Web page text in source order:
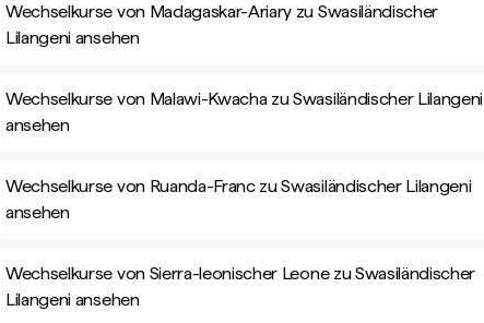
Wechselkurse von Madagaskar-Ariary zu Swasiländischer
Lilangeni ansehen
Wechselkurse von Malawi-Kwacha zu Swasiländischer Lilangeni
ansehen
Wechselkurse von Ruanda-Franc zu Swasiländischer Lilangeni
ansehen
Wechselkurse von Sierra-leonischer Leone zu Swasiländischer
Lilangeni ansehen